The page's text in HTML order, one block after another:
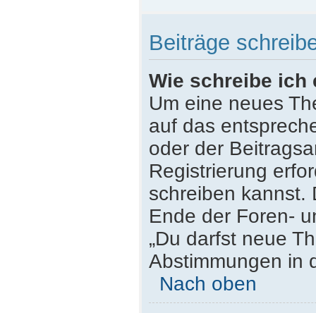
Beiträge
Wie schreibe ich
Um eine neues
auf das
oder der
Registrierung
schreiben kannst.
Ende der Foren-
„Du darfst neue
Abstimmungen in
Nach oben